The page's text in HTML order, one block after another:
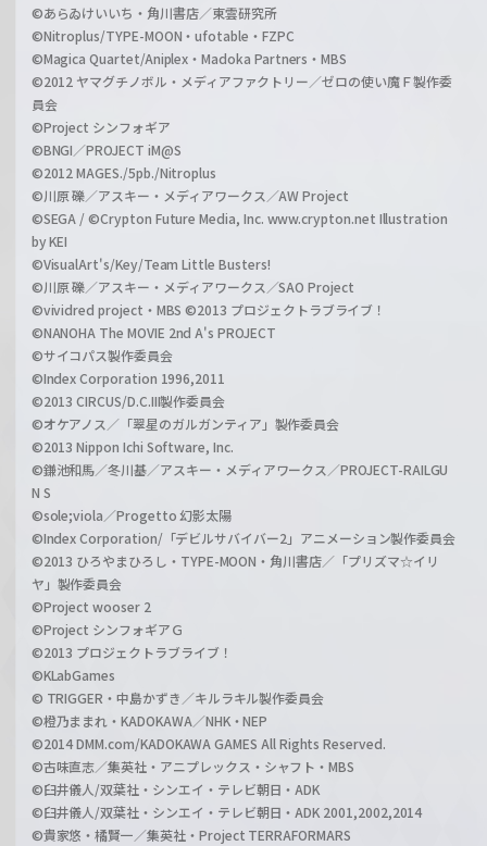
©あらゐけいいち・角川書店／東雲研究所
©Nitroplus/TYPE-MOON・ufotable・FZPC
©Magica Quartet/Aniplex・Madoka Partners・MBS
©2012 ヤマグチノボル・メディアファクトリー／ゼロの使い魔Ｆ製作委
員会
©Project シンフォギア
©BNGI／PROJECT iM@S
©2012 MAGES./5pb./Nitroplus
©川原 礫／アスキー・メディアワークス／AW Project
©SEGA / ©Crypton Future Media, Inc. www.crypton.net Illustration
by KEI
©VisualArt's/Key/Team Little Busters!
©川原 礫／アスキー・メディアワークス／SAO Project
©vividred project・MBS ©2013 プロジェクトラブライブ！
©NANOHA The MOVIE 2nd A's PROJECT
©サイコパス製作委員会
©Index Corporation 1996,2011
©2013 CIRCUS/D.C.III製作委員会
©オケアノス／「翠星のガルガンティア」製作委員会
©2013 Nippon Ichi Software, Inc.
©鎌池和馬／冬川基／アスキー・メディアワークス／PROJECT-RAILGU
N S
©sole;viola／Progetto 幻影太陽
©Index Corporation/「デビルサバイバー2」アニメーション製作委員会
©2013 ひろやまひろし・TYPE-MOON・角川書店／「プリズマ☆イリ
ヤ」製作委員会
©Project wooser 2
©Project シンフォギアＧ
©2013 プロジェクトラブライブ！
©KLabGames
© TRIGGER・中島かずき／キルラキル製作委員会
©橙乃ままれ・KADOKAWA／NHK・NEP
©2014 DMM.com/KADOKAWA GAMES All Rights Reserved.
©古味直志／集英社・アニプレックス・シャフト・MBS
©臼井儀人/双葉社・シンエイ・テレビ朝日・ADK
©臼井儀人/双葉社・シンエイ・テレビ朝日・ADK 2001,2002,2014
©貴家悠・橘賢一／集英社・Project TERRAFORMARS